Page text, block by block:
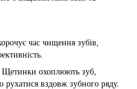
час чищення зубів,
Щетинки охоплюють зуб,
рухатися вздовж зубного ряду.